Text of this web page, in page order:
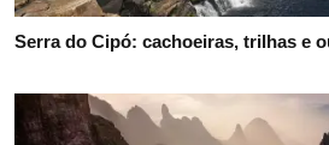
Serra do Cipó: cachoeiras, trilhas e